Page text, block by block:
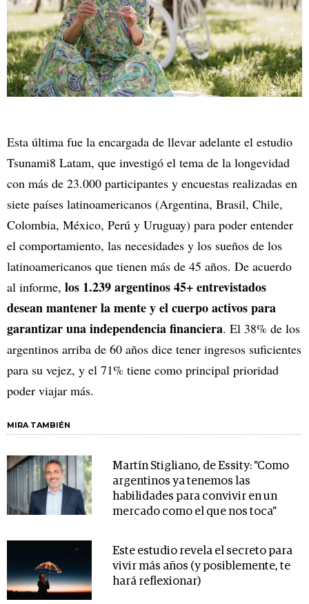
Esta última fue la encargada de llevar adelante el estudio
Tsunami8 Latam, que investigó el tema de la longevidad
con más de 23.000 participantes y encuestas realizadas en
siete países latinoamericanos (Argentina, Brasil, Chile,
Colombia, México, Perú y Uruguay) para poder entender
el comportamiento, las necesidades y los sueños de los
latinoamericanos que tienen más de 45 años. De acuerdo
al informe, los 1.239 argentinos 45+ entrevistados
desean mantener la mente y el cuerpo activos para
garantizar una independencia financiera. El 38% de los
argentinos arriba de 60 años dice tener ingresos suficientes
para su vejez, y el 71% tiene como principal prioridad
poder viajar más.
MIRA TAMBIÉN
Martín Stigliano, de Essity: "Como
argentinos ya tenemos las
habilidades para convivir en un
mercado como el que nos toca"
Este estudio revela el secreto para
vivir más años (y posiblemente, te
hará reflexionar)